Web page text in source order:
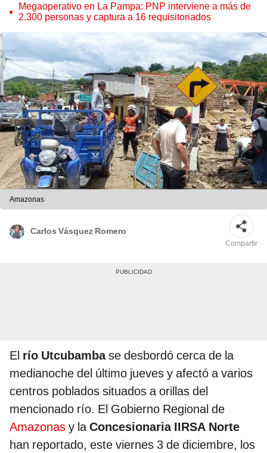
Megaoperativo en La Pampa: PNP interviene a más de
2.300 personas y captura a 16 requisitoriados
Amazonas
Carlos Vásquez Romero
Compartir
El río Utcubambase desbordó cerca de la
medianoche del último jueves y afectó a varios
centros poblados situados a orillas del
mencionado río. El Gobierno Regional de
Amazonas y laConcesionaria IIRSA Norte
han reportado, este viernes 3 de diciembre, los